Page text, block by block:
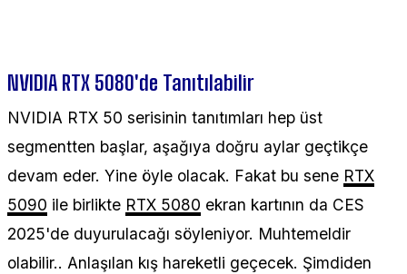
NVIDIA RTX 5080'de Tanıtılabilir
NVIDIA RTX 50 serisinin tanıtımları hep üst
segmentten başlar, aşağıya doğru aylar geçtikçe
devam eder. Yine öyle olacak. Fakat bu sene RTX
5090 ile birlikte RTX 5080 ekran kartının da CES
2025'de duyurulacağı söyleniyor. Muhtemeldir
olabilir.. Anlaşılan kış hareketli geçecek. Şimdiden